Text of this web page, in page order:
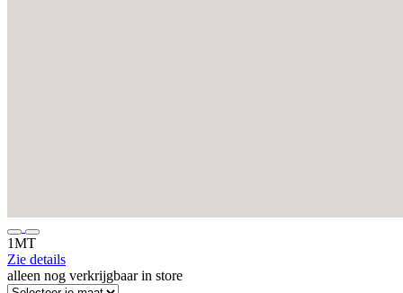
1MT
Zie details
alleen nog verkrijgbaar in store